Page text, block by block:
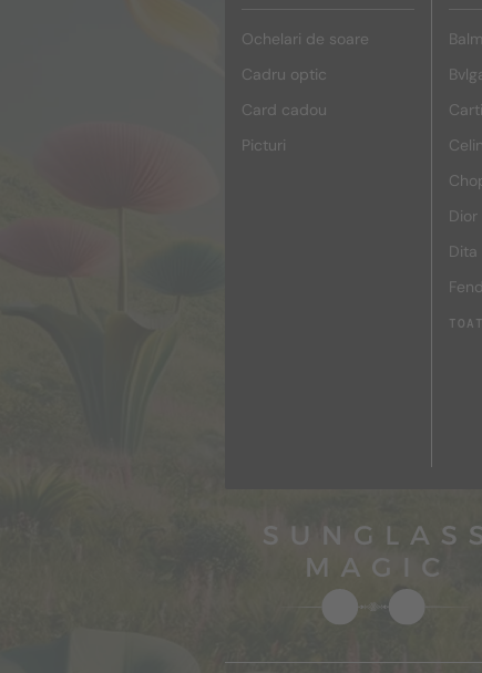
Ochelari de soare
Cadru optic
Card cadou
Picturi
Dior
Dita